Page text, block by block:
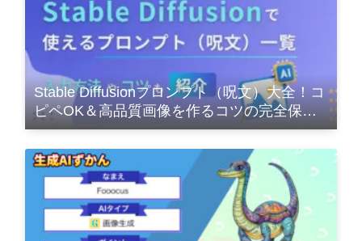
Stable Diffusionプロンプト（呪文）大全！コ
ピペOK＆高品質画像を作るコツの完全保存
版